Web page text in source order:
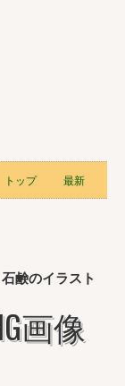
トップ 最新
石鹸のイラスト
画像